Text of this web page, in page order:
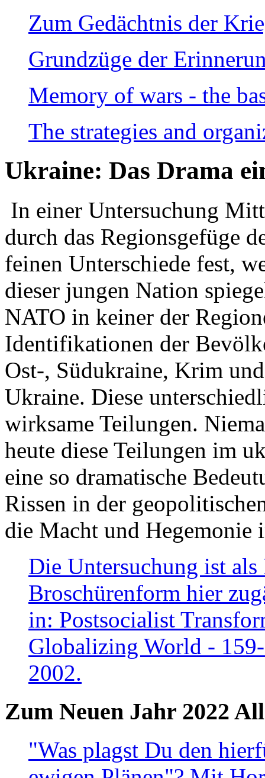
Zum Gedächtnis der
Grundzüge der
Memory of wars - the
The strategies and
Ukraine: Das Drama
In einer Untersuchung
durch das Regionsgefüge
feinen Unterschiede fest,
dieser jungen Nation
NATO in keiner der
Identifikationen der
Ost-, Südukraine, Krim
Ukraine. Diese
wirksame Teilungen.
heute diese Teilungen im
eine so dramatische
Rissen in der
die Macht und Hegemonie
Die Untersuchung ist
Broschürenform hier
in: Postsocialist
Globalizing World -
2002.
Zum Neuen Jahr 2022
"Was plagst Du den